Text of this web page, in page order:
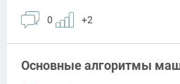
0 +2
Основные алгоритмы